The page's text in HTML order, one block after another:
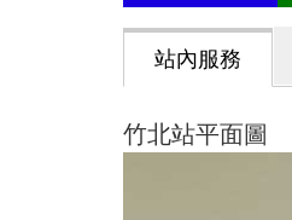
站內服務
竹北站平面圖